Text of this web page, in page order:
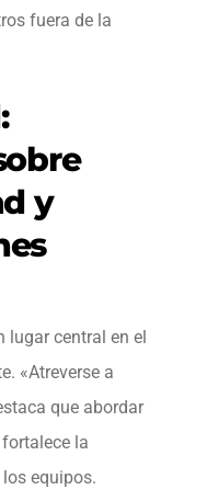
fuera de la
y
lugar central en el
«Atreverse a
que abordar
la
equipos.